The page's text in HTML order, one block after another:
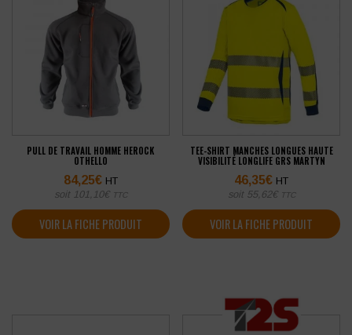
PULL DE TRAVAIL HOMME HEROCK
OTHELLO
84,25€ HT
soit 101,10€ TTC
VOIR LA FICHE PRODUIT
TEE-SHIRT MANCHES LONGUES HAUTE
VISIBILITÉ LONGLIFE GRS MARTYN
46,35€ HT
soit 55,62€ TTC
VOIR LA FICHE PRODUIT